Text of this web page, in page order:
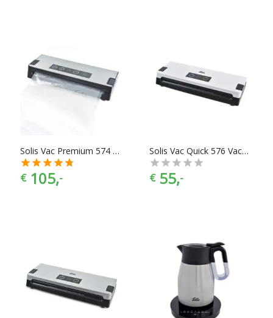
Solis Vac Premium 574 Vacumeermachine
€ 105,-
Solis Vac Quick 576 Vacumeermachine
€ 55,-